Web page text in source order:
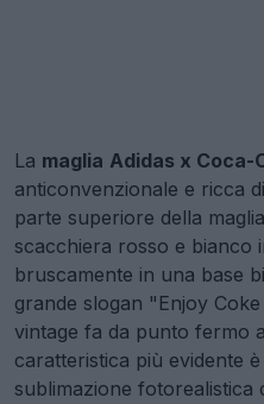
La maglia Adidas x Coca-
anticonvenzionale e ricca
parte superiore della
scacchiera rosso e bianco
bruscamente in una base
grande slogan "Enjoy
vintage fa da punto fermo
caratteristica più evidente
sublimazione fotorealistica